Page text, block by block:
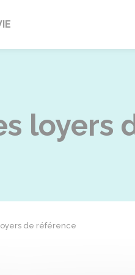
loyers
de référence